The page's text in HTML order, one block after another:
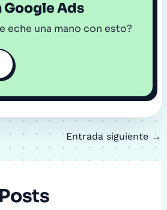
Google Ads
eche una mano con esto?
Entrada siguiente →